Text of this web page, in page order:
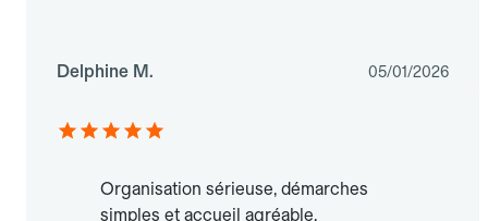
Delphine M. 05/01/2026
Organisation sérieuse, démarches
simples et accueil agréable.